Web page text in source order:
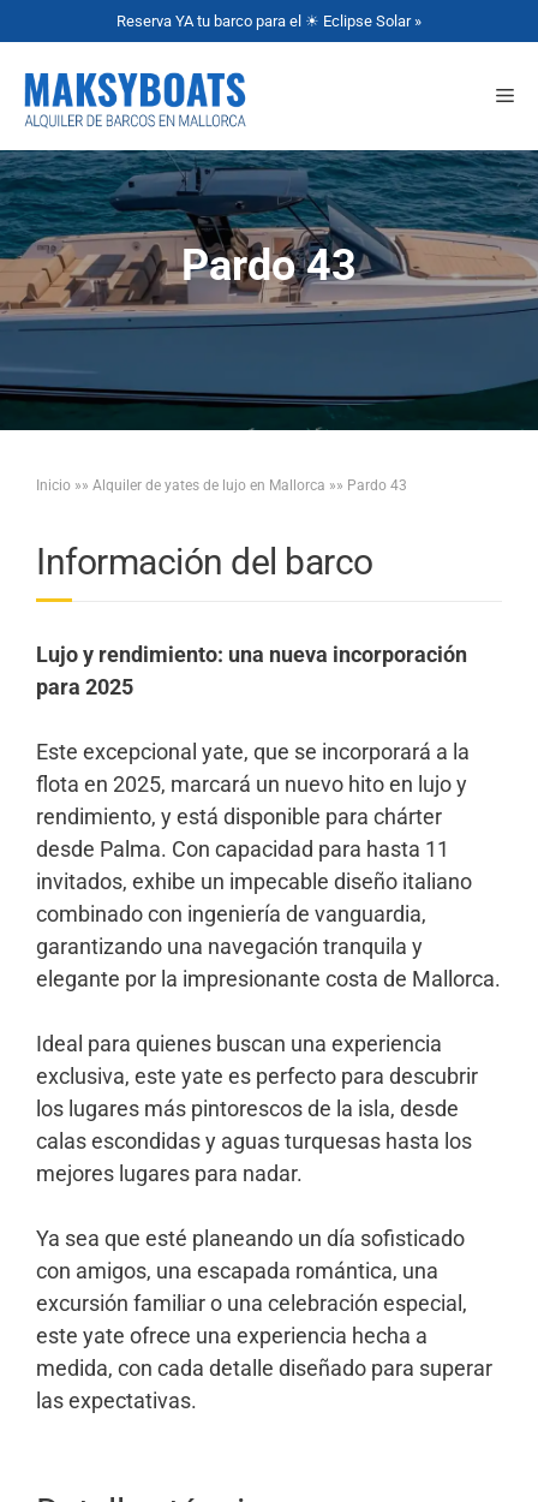
Reserva YA tu barco para el ☀ Eclipse Solar »
Pardo 43
Inicio »» Alquiler de yates de lujo en Mallorca »» Pardo 43
Información del barco
Lujo y rendimiento: una nueva incorporación
para 2025
Este excepcional yate, que se incorporará a la
flota en 2025, marcará un nuevo hito en lujo y
rendimiento, y está disponible para chárter
desde Palma. Con capacidad para hasta 11
invitados, exhibe un impecable diseño italiano
combinado con ingeniería de vanguardia,
garantizando una navegación tranquila y
elegante por la impresionante costa de Mallorca.
Ideal para quienes buscan una experiencia
exclusiva, este yate es perfecto para descubrir
los lugares más pintorescos de la isla, desde
calas escondidas y aguas turquesas hasta los
mejores lugares para nadar.
Ya sea que esté planeando un día sofisticado
con amigos, una escapada romántica, una
excursión familiar o una celebración especial,
este yate ofrece una experiencia hecha a
medida, con cada detalle diseñado para superar
las expectativas.